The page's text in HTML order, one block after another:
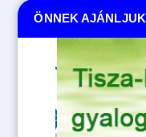
ÖNNEK AJÁNLJUK